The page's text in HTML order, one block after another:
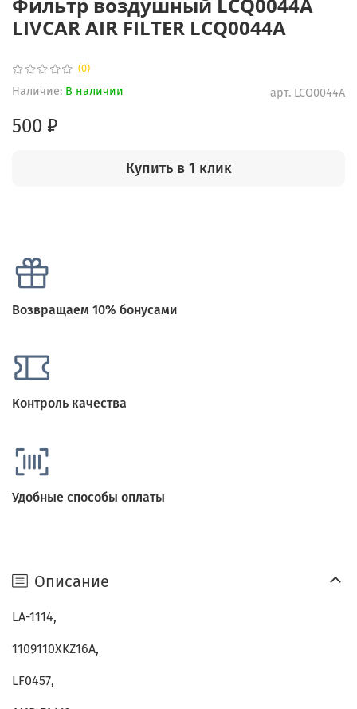
(0)
арт. LCQ0044A
Наличие: В наличии
LIVCAR AIR FILTER LCQ0044A
500 ₽
Купить в 1 клик
Возвращаем 10% бонусами
Контроль качества
Удобные способы оплаты
Описание
LA-1114,
1109110XKZ16A,
LF0457,